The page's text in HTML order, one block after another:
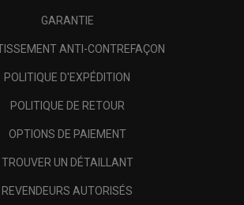
GARANTIE
ANTI-CONTREFAÇON
POLITIQUE D'EXPÉDITION
POLITIQUE DE RETOUR
OPTIONS DE PAIEMENT
TROUVER UN DÉTAILLANT
REVENDEURS AUTORISÉS